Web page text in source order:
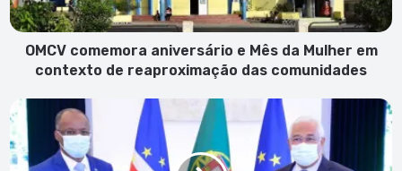
em
contexto
reaproximação
comunidades
OMCV comemora aniversário e Mês da Mulher em
contexto de reaproximação das comunidades
Primeiro-
ministro
António
Costa